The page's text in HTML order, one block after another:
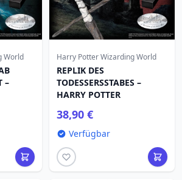
World
–
Harry Potter Wizarding World
REPLIK DES
TODESSERSSTABES –
HARRY POTTER
38,90 €
Verfügbar